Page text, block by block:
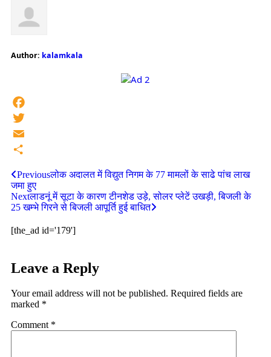
Author: kalamkala
Facebook
Twitter
Email
Previousलोक अदालत में विद्युत निगम के 77 मामलों के साढे पांच लाख
जमा हुए
Nextलाडनूं में सूटा के कारण टीनशेड उड़े, सोलर प्लेटें उखड़ी, बिजली के
25 खम्भे गिरने से बिजली आपूर्ति हुई बाधित
[the_ad id='179']
Leave a Reply
Your email address will not be published. Required fields are
marked *
Comment *